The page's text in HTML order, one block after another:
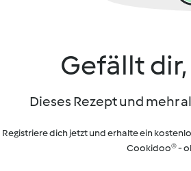
Gefällt
Dieses Rezept und mehr
Registriere dich jetzt und erhalte ein
Cookidoo® -